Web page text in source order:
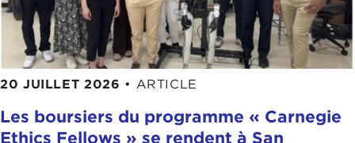
20 JUILLET 2026 • ARTICLE
Les boursiers du programme « Carnegie
Ethics Fellows » se rendent à San